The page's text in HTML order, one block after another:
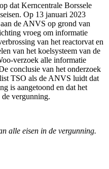
dat Kerncentrale Borssele
Op 13 januari 2023
de ANVS op grond van
vroeg om informatie
van het reactorvat en
van het koelsysteem van de
verzoek alle informatie
conclusie van het onderzoek
TSO als de ANVS luidt dat
is aangetoond en dat het
de vergunning.
alle eisen in de vergunning.